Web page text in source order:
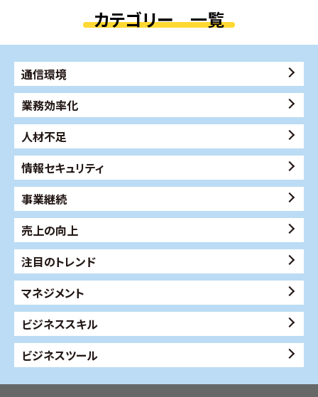
カテゴリー 一覧
通信環境
業務効率化
人材不足
情報セキュリティ
事業継続
売上の向上
注目のトレンド
マネジメント
ビジネススキル
ビジネスツール